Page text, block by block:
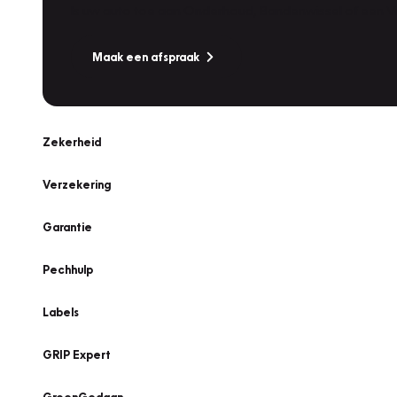
Maak een afspraak
Zekerheid
Verzekering
Garantie
Pechhulp
Labels
GRIP Expert